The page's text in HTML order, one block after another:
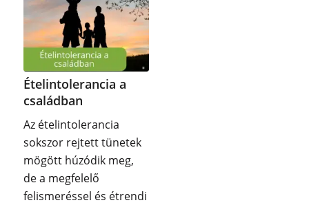
Ételintolerancia a
családban
Az ételintolerancia
sokszor rejtett tünetek
mögött húzódik meg,
de a megfelelő
felismeréssel és étrendi